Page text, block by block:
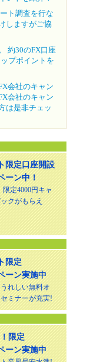
ト調査を行な
しますがご協
約30のFX口座
プポイントを
会社のキャン
会社のキャン
は是非チェッ
限定口座開設
ーン中！
定4000円キャ
クがもらえ
限定
ーン実施中
れしい無料オ
ミナーが充実!
限定
ーン実施中